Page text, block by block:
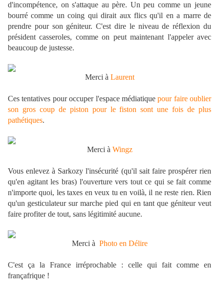
d'incompétence, on s'attaque au père. Un peu comme un jeune
bourré comme un coing qui dirait aux flics qu'il en a marre de
prendre pour son géniteur. C'est dire le niveau de réflexion du
président casseroles, comme on peut maintenant l'appeler avec
beaucoup de justesse.
Merci à Laurent
Ces tentatives pour occuper l'espace médiatiquepour faire oublier
son gros coup de piston pour le fiston sont une fois de plus
pathétiques.
Merci à Wingz
Vous enlevez à Sarkozy l'insécurité (qu'il sait faire prospérer rien
qu'en agitant les bras) l'ouverture vers tout ce qui se fait comme
n'importe quoi, les taxes en veux tu en voilà, il ne reste rien. Rien
qu'un gesticulateur sur marche pied qui en tant que géniteur veut
faire profiter de tout, sans légitimité aucune.
Merci à Photo en Délire
C'est ça la France irréprochable : celle qui fait comme en
françafrique !